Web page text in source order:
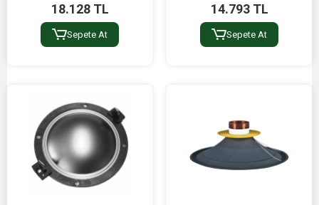
18.128 TL
Sepete At
14.793 TL
Sepete At